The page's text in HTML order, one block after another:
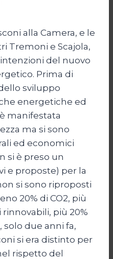
alla Camera, e le
Tremoni e Scajola,
del nuovo
Prima di
sviluppo
energetiche ed
manifestata
ma si sono
ed economici
si è preso un
e proposte) per la
si sono riproposti
20% di CO2, più
più 20%
solo due anni fa,
si era distinto per
rispetto del